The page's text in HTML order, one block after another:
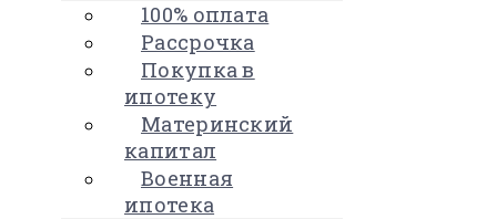
100% оплата
Рассрочка
Покупка в
ипотеку
Материнский
капитал
Военная
ипотека